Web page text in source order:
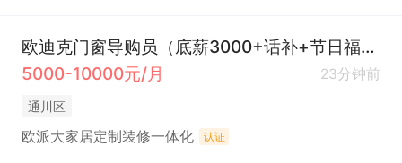
欧迪克门窗导购员（底薪3000+话补+节日福利）
5000-10000元/月
23分钟前
通川区
欧派大家居定制装修一体化 认证